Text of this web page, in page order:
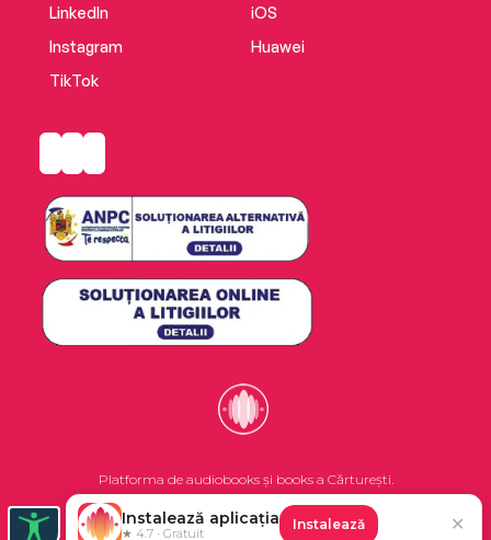
LinkedIn
Instagram
TikTok
iOS
Huawei
Platforma de audiobooks și books a Cărturești.
©2026 Nemo EPG SRL. Toate drepturile rezervate.
Instalează aplicația
★ 4.7 · Gratuit
Instalează ✕